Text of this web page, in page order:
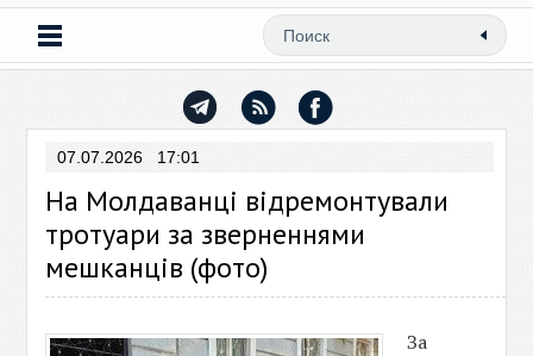
07.07.2026 17:01
На Молдаванці відремонтували
тротуари за зверненнями
мешканців (фото)
За